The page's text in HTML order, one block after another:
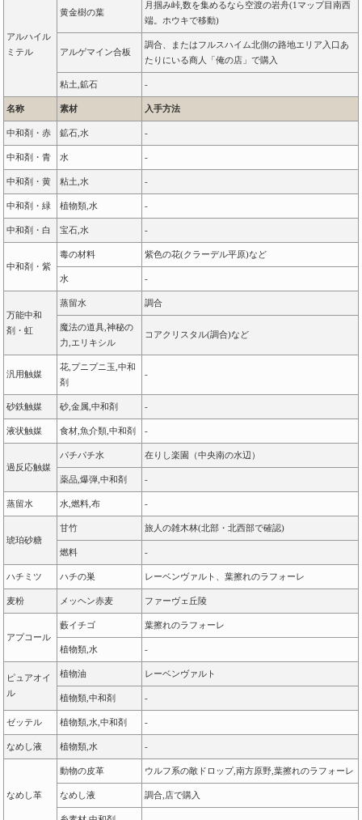
アルハイル
ミテル
黄金樹の葉
月掴み峠,数を集めるなら空渡の岩舟(1マップ目南西
端。ホウキで移動)
アルゲマイン合板
調合、またはフルスハイム北側の路地エリア入口あ
たりにいる商人「俺の店」で購入
粘土,鉱石 -
名称 素材 入手方法
中和剤・赤 鉱石,水 -
中和剤・青 水 -
中和剤・黄 粘土,水 -
中和剤・緑 植物類,水 -
中和剤・白 宝石,水 -
中和剤・紫
毒の材料 紫色の花(クラーデル平原)など
水 -
万能中和
剤・虹
蒸留水 調合
魔法の道具,神秘の
力,エリキシル
コアクリスタル(調合)など
汎用触媒
花,プニプニ玉,中和
剤
-
砂鉄触媒 砂,金属,中和剤 -
液状触媒 食材,魚介類,中和剤 -
過反応触媒
パチパチ水 在りし楽園（中央南の水辺）
薬品,爆弾,中和剤 -
蒸留水 水,燃料,布 -
琥珀砂糖
甘竹 旅人の雑木林(北部・北西部で確認)
燃料 -
ハチミツ ハチの巣 レーベンヴァルト、葉擦れのラフォーレ
麦粉 メッヘン赤麦 ファーヴェ丘陵
アプコール
藪イチゴ 葉擦れのラフォーレ
植物類,水 -
ピュアオイ
ル
植物油 レーベンヴァルト
植物類,中和剤 -
ゼッテル 植物類,水,中和剤 -
なめし液 植物類,水 -
なめし革
動物の皮革 ウルフ系の敵ドロップ,南方原野,葉擦れのラフォーレ
なめし液 調合,店で購入